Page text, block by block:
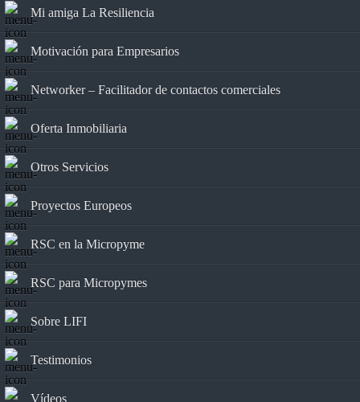
Mi amiga La Resiliencia
Motivación para Empresarios
Networker – Facilitador de contactos comerciales
Oferta Inmobiliaria
Otros Servicios
Proyectos Europeos
RSC en la Micropyme
RSC para Micropymes
Sobre LIFI
Testimonios
Vídeos